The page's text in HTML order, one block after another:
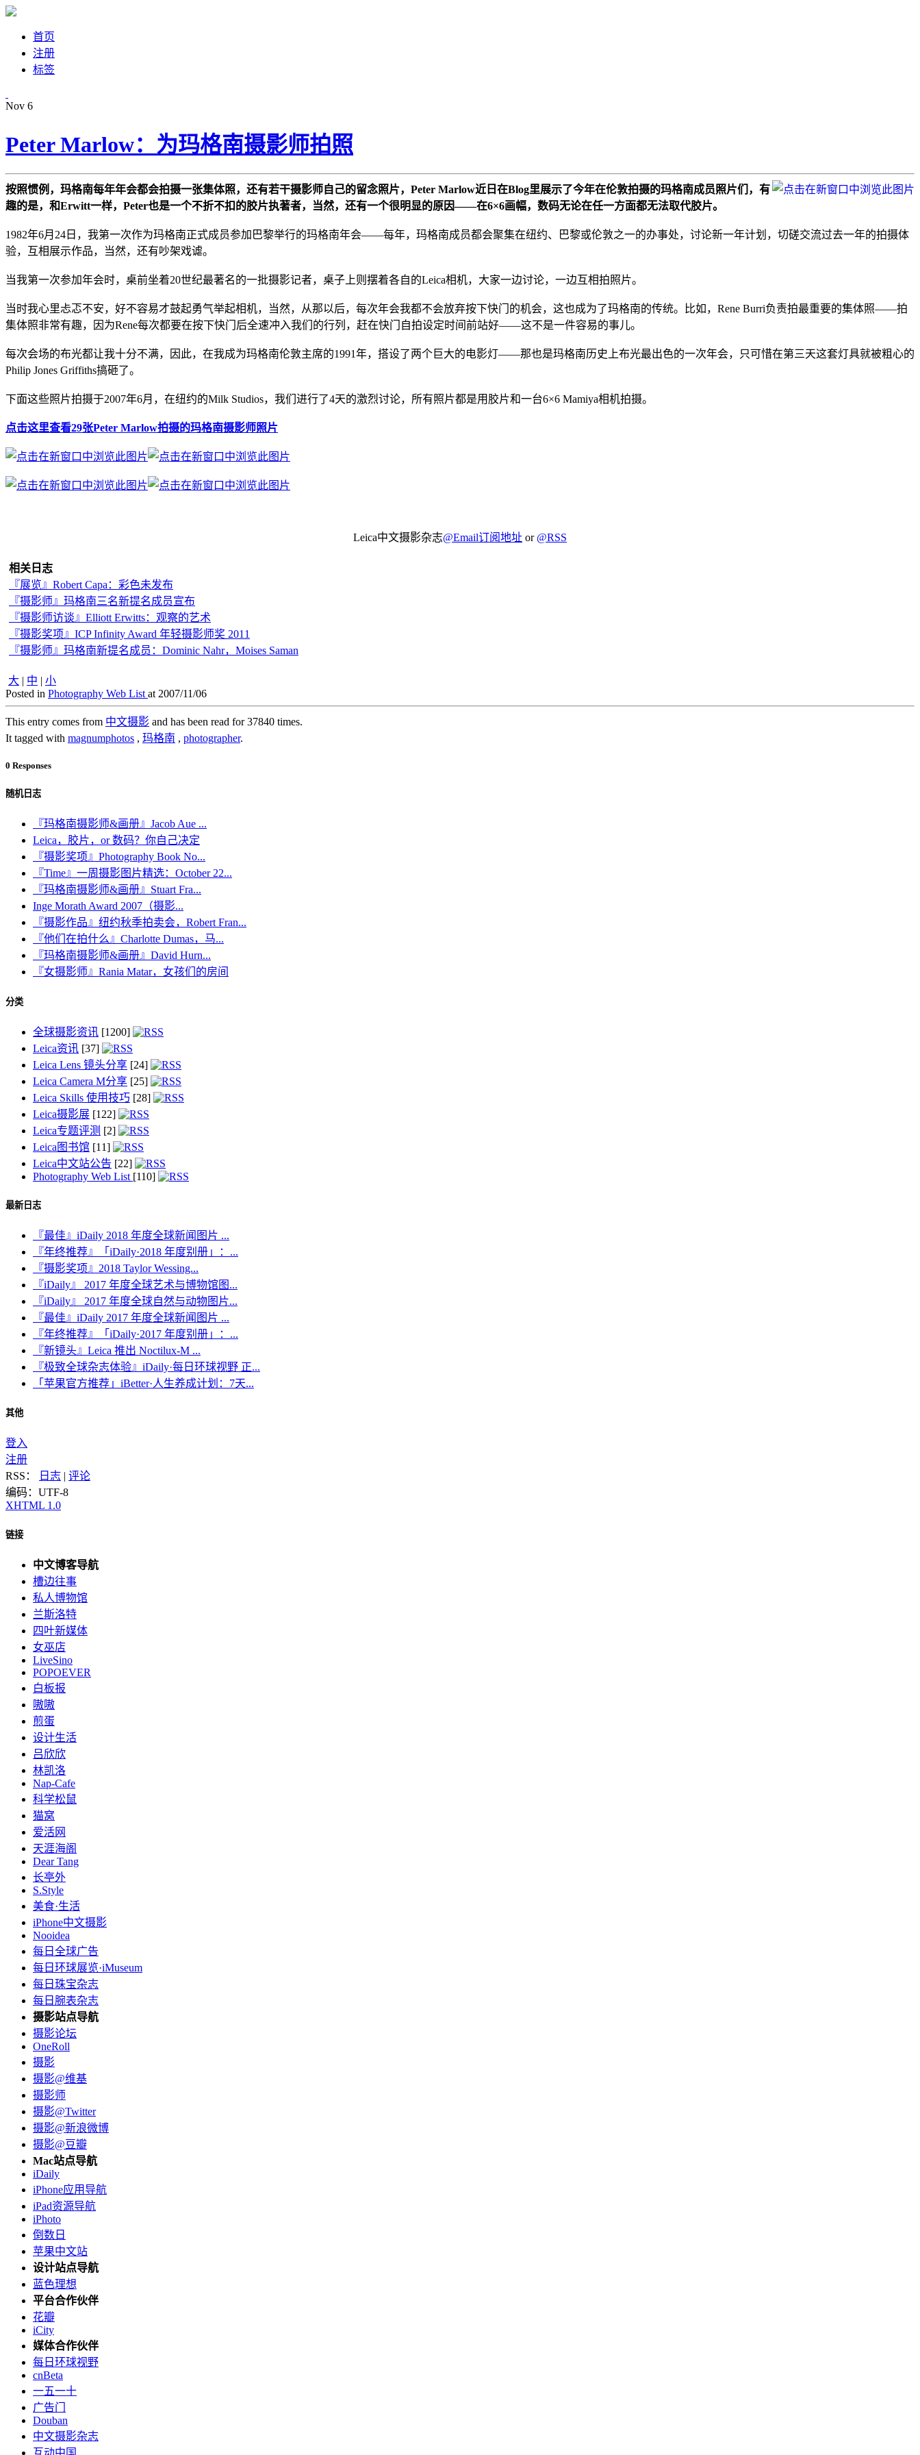
首页
注册
标签
Nov 6
Peter Marlow：为玛格南摄影师拍照
按照惯例，玛格南每年年会都会拍摄一张集体照，还有若干摄影师自己的留念照片，Peter Marlow近日在Blog里展示了今年在伦敦拍摄的玛格南成员照片们，有
趣的是，和Erwitt一样，Peter也是一个不折不扣的胶片执著者，当然，还有一个很明显的原因——在6×6画幅，数码无论在任一方面都无法取代胶片。
1982年6月24日，我第一次作为玛格南正式成员参加巴黎举行的玛格南年会——每年，玛格南成员都会聚集在纽约、巴黎或伦敦之一的办事处，讨论新一年计划，切磋交流过去一年的拍摄体
验，互相展示作品，当然，还有吵架戏谑。
当我第一次参加年会时，桌前坐着20世纪最著名的一批摄影记者，桌子上则摆着各自的Leica相机，大家一边讨论，一边互相拍照片。
当时我心里忐忑不安，好不容易才鼓起勇气举起相机，当然，从那以后，每次年会我都不会放弃按下快门的机会，这也成为了玛格南的传统。比如，Rene Burri负责拍最重要的集体照——拍
集体照非常有趣，因为Rene每次都要在按下快门后全速冲入我们的行列，赶在快门自拍设定时间前站好——这不是一件容易的事儿。
每次会场的布光都让我十分不满，因此，在我成为玛格南伦敦主席的1991年，搭设了两个巨大的电影灯——那也是玛格南历史上布光最出色的一次年会，只可惜在第三天这套灯具就被粗心的
Philip Jones Griffiths搞砸了。
下面这些照片拍摄于2007年6月，在纽约的Milk Studios，我们进行了4天的激烈讨论，所有照片都是用胶片和一台6×6 Mamiya相机拍摄。
点击这里查看29张Peter Marlow拍摄的玛格南摄影师照片
Leica中文摄影杂志@Email订阅地址 or @RSS
相关日志
『展览』Robert Capa：彩色未发布
『摄影师』玛格南三名新提名成员宣布
『摄影师访谈』Elliott Erwitts：观察的艺术
『摄影奖项』ICP Infinity Award 年轻摄影师奖 2011
『摄影师』玛格南新提名成员：Dominic Nahr，Moises Saman
大 | 中 | 小
Posted in Photography Web List at 2007/11/06
This entry comes from 中文摄影 and has been read for 37840 times.
It tagged with magnumphotos , 玛格南 , photographer.
0 Responses
随机日志
『玛格南摄影师&画册』Jacob Aue ...
Leica，胶片，or 数码？你自己决定
『摄影奖项』Photography Book No...
『Time』一周摄影图片精选：October 22...
『玛格南摄影师&画册』Stuart Fra...
Inge Morath Award 2007（摄影...
『摄影作品』纽约秋季拍卖会，Robert Fran...
『他们在拍什么』Charlotte Dumas，马...
『玛格南摄影师&画册』David Hurn...
『女摄影师』Rania Matar，女孩们的房间
分类
全球摄影资讯 [1200]
Leica资讯 [37]
Leica Lens 镜头分享 [24]
Leica Camera M分享 [25]
Leica Skills 使用技巧 [28]
Leica摄影展 [122]
Leica专题评测 [2]
Leica图书馆 [11]
Leica中文站公告 [22]
Photography Web List [110]
最新日志
『最佳』iDaily 2018 年度全球新闻图片 ...
『年终推荐』「iDaily·2018 年度别册」：...
『摄影奖项』2018 Taylor Wessing...
『iDaily』 2017 年度全球艺术与博物馆图...
『iDaily』 2017 年度全球自然与动物图片...
『最佳』iDaily 2017 年度全球新闻图片 ...
『年终推荐』「iDaily·2017 年度别册」：...
『新镜头』Leica 推出 Noctilux-M ...
『极致全球杂志体验』iDaily·每日环球视野 正...
「苹果官方推荐」iBetter·人生养成计划：7天...
其他
登入
注册
RSS：
日志 | 评论
编码：UTF-8
XHTML 1.0
链接
中文博客导航
槽边往事
私人博物馆
兰斯洛特
四叶新媒体
女巫店
LiveSino
POPOEVER
白板报
嗷嗷
煎蛋
设计生活
吕欣欣
林凯洛
Nap-Cafe
科学松鼠
猫窝
爱活网
天涯海阁
Dear Tang
长亭外
S.Style
美食·生活
iPhone中文摄影
Nooidea
每日全球广告
每日环球展览·iMuseum
每日珠宝杂志
每日腕表杂志
摄影站点导航
摄影论坛
OneRoll
摄影
摄影@维基
摄影师
摄影@Twitter
摄影@新浪微博
摄影@豆瓣
Mac站点导航
iDaily
iPhone应用导航
iPad资源导航
iPhoto
倒数日
苹果中文站
设计站点导航
蓝色理想
平台合作伙伴
花瓣
iCity
媒体合作伙伴
每日环球视野
cnBeta
一五一十
广告门
Douban
中文摄影杂志
互动中国